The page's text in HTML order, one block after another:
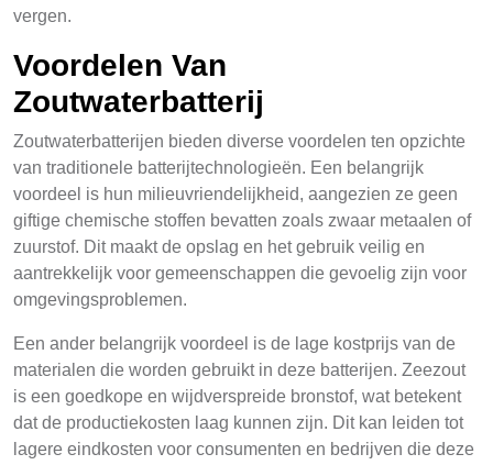
vergen.
Voordelen Van
Zoutwaterbatterij
Zoutwaterbatterijen bieden diverse voordelen ten opzichte
van traditionele batterijtechnologieën. Een belangrijk
voordeel is hun milieuvriendelijkheid, aangezien ze geen
giftige chemische stoffen bevatten zoals zwaar metaalen of
zuurstof. Dit maakt de opslag en het gebruik veilig en
aantrekkelijk voor gemeenschappen die gevoelig zijn voor
omgevingsproblemen.
Een ander belangrijk voordeel is de lage kostprijs van de
materialen die worden gebruikt in deze batterijen. Zeezout
is een goedkope en wijdverspreide bronstof, wat betekent
dat de productiekosten laag kunnen zijn. Dit kan leiden tot
lagere eindkosten voor consumenten en bedrijven die deze